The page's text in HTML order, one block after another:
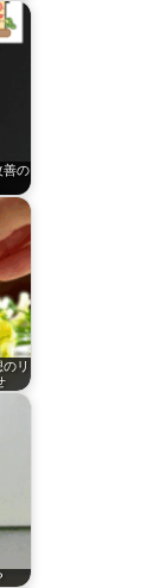
善の
リ